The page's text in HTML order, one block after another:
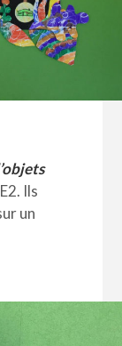
Ils
un